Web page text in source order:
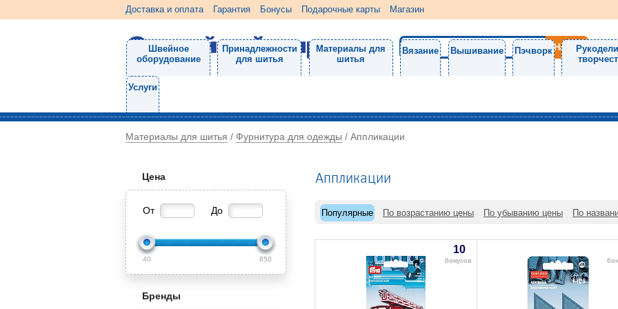
Доставка и оплата Гарантия Бонусы Подарочные карты Магазин
Швейное
оборудование
Принадлежности
для шитья
Материалы для
шитья
Вязание Вышивание Пэчворк
Услуги
Материалы для шитья / Фурнитура для одежды / Аппликации
Цена
От До
40 850
Бренды
Аппликации
Популярные По возрастанию цены По убыванию цены По
10
бонусов